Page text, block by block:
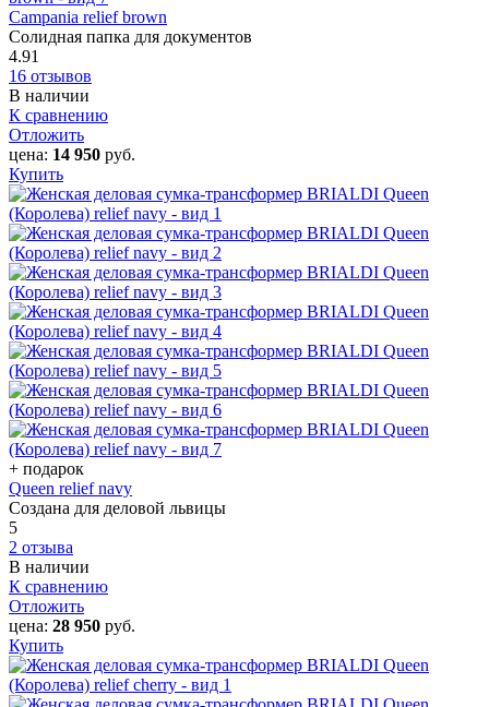
Campania relief brown
Солидная папка для документов
4.91
16 отзывов
В наличии
К сравнению
Отложить
цена: 14 950 руб.
Купить
+ подарок
Queen relief navy
Создана для деловой львицы
5
2 отзыва
В наличии
К сравнению
Отложить
цена: 28 950 руб.
Купить